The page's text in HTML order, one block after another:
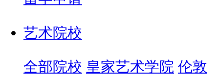
艺术院校
全部院校 皇家艺术学院 伦敦